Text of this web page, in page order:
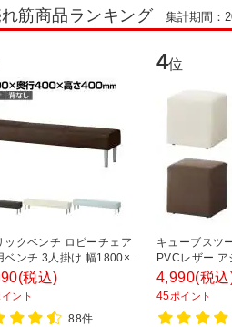
筋商品ランキング 集計期間：
ックベンチ ロビーチェア
ベンチ 3人掛け 幅1800×奥
高さ400×座高400mm 背
ザー
(税込)
イント
88件
4位
キューブスツ
PVCレザー ア
400×奥行
ラック アイボ
ブラウン】
4,990(税
45ポイント